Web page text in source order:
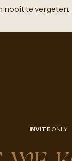
nooitte vergeten.
INVITEONLY